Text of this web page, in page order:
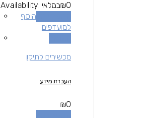
₪0
Availability: במלאי
הוסף
למועדפים
מכשירים לתיקון
העברת מידע
₪0